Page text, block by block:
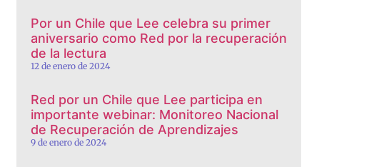
Por un Chile que Lee celebra su primer
aniversario como Red por la recuperación
de la lectura
12 de enero de 2024
Red por un Chile que Lee participa en
importante webinar: Monitoreo Nacional
de Recuperación de Aprendizajes
9 de enero de 2024